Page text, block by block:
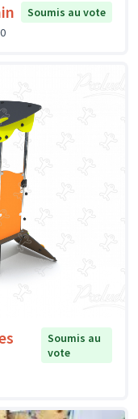
Soumis au vote
0
Soumis au
vote